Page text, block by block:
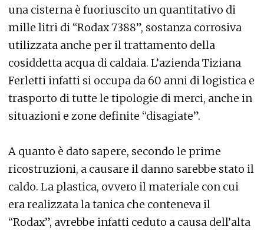
una cisterna è fuoriuscito un quantitativo di
mille litri di “Rodax 7388”, sostanza corrosiva
utilizzata anche per il trattamento della
cosiddetta acqua di caldaia. L’azienda Tiziana
Ferletti infatti si occupa da 60 anni di logistica e
trasporto di tutte le tipologie di merci, anche in
situazioni e zone definite “disagiate”.
A quanto è dato sapere, secondo le prime
ricostruzioni, a causare il danno sarebbe stato il
caldo. La plastica, ovvero il materiale con cui
era realizzata la tanica che conteneva il
“Rodax”, avrebbe infatti ceduto a causa dell’alta